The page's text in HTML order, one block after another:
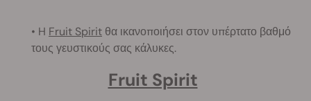
• H Fruit Spirit θα ικανοποιήσει στον υπέρτατο βαθμό
τους γευστικούς σας κάλυκες.
Fruit Spirit